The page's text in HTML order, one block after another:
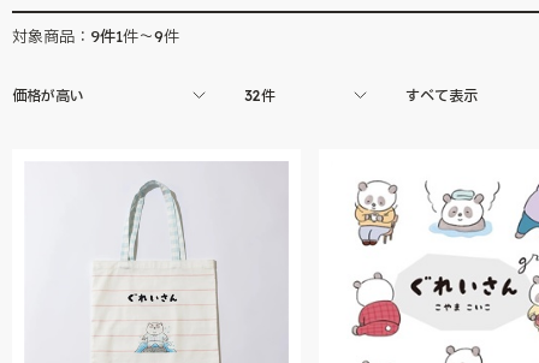
対象商品： 9件1件～9件
価格が高い 32件 すべて表示